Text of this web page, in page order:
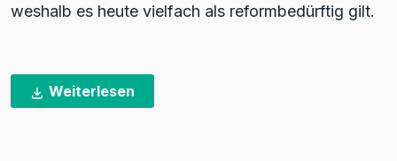
weshalb es heute vielfach als reformbedürftig gilt.
Weiterlesen